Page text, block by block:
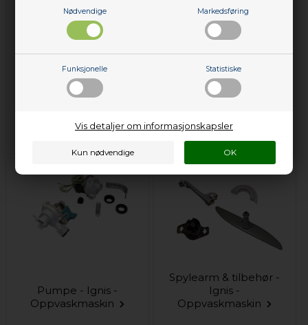
Nødvendige Markedsføring
Funksjonelle Statistiske
Vis detaljer om informasjonskapsler
Oppvaskmaskin
Oppvaskmaskin
Pumpe - Ignis -
Oppvaskmaskin
Spylearm & tilbehør -
Ignis -
Oppvaskmaskin